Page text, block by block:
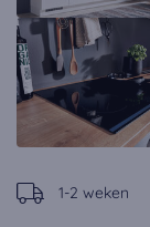
1-2 weken